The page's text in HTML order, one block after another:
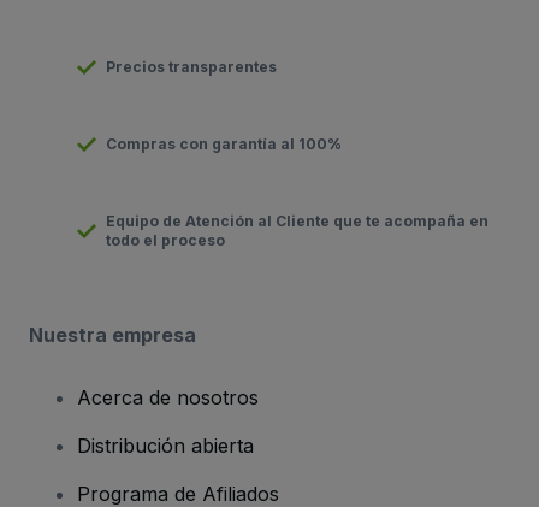
Precios transparentes
Compras con garantía al 100%
Equipo de Atención al Cliente que te acompaña en
todo el proceso
Nuestra empresa
Acerca de nosotros
Distribución abierta
Programa de Afiliados